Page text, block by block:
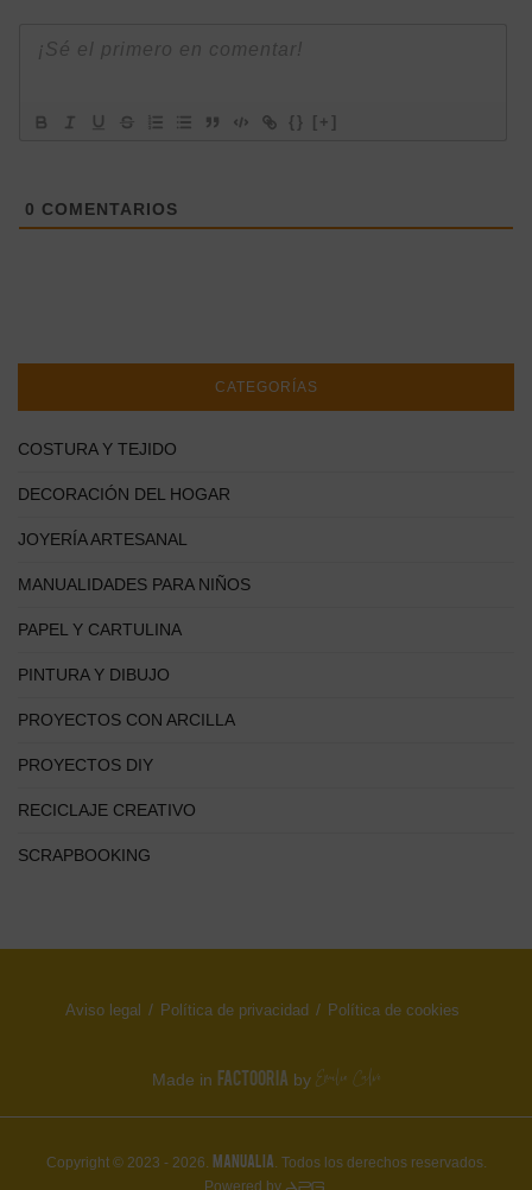
{} [+]
0 COMENTARIOS
CATEGORÍAS
COSTURA Y TEJIDO
DECORACIÓN DEL HOGAR
JOYERÍA ARTESANAL
MANUALIDADES PARA NIÑOS
PAPEL Y CARTULINA
PINTURA Y DIBUJO
PROYECTOS CON ARCILLA
PROYECTOS DIY
RECICLAJE CREATIVO
SCRAPBOOKING
Aviso legal Política de privacidad Política de cookies
Made in FACTOORIA by
Copyright © 2023 - 2026. MANUALIA. Todos los derechos reservados.